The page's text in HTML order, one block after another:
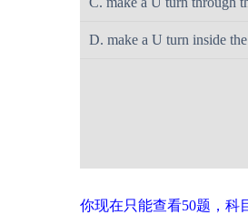
D. make a U turn inside
你现在只能查看50题，科